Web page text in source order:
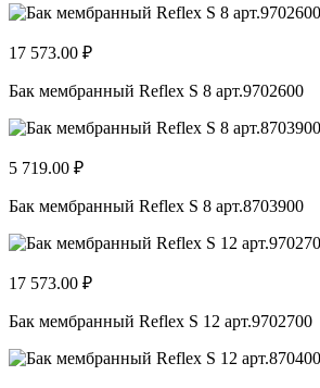
17 573.00 ₽
Бак мембранный Reflex S 8 арт.9702600
5 719.00 ₽
Бак мембранный Reflex S 8 арт.8703900
17 573.00 ₽
Бак мембранный Reflex S 12 арт.9702700